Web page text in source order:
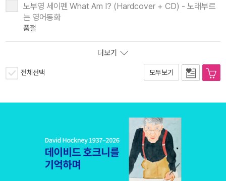
노부영 세이펜 What Am I? (Hardcover + CD) - 노래부르
는 영어동화
품절
더보기
전체선택 모두보기